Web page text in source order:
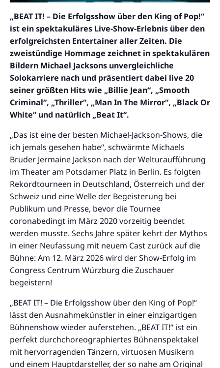
„BEAT IT! – Die Erfolgsshow über den King of Pop!“
ist ein spektakuläres Live-Show-Erlebnis über den
erfolgreichsten Entertainer aller Zeiten. Die
zweistündige Hommage zeichnet in spektakulären
Bildern Michael Jacksons unvergleichliche
Solokarriere nach und präsentiert dabei live 20
seiner größten Hits wie „Billie Jean“, „Smooth
Criminal“, „Thriller“, „Man In The Mirror“, „Black Or
White“ und natürlich „Beat It“.
„Das ist eine der besten Michael-Jackson-Shows, die
ich jemals gesehen habe“, schwärmte Michaels
Bruder Jermaine Jackson nach der Welturaufführung
im Theater am Potsdamer Platz in Berlin. Es folgten
Rekordtourneen in Deutschland, Österreich und der
Schweiz und eine Welle der Begeisterung bei
Publikum und Presse, bevor die Tournee
coronabedingt im März 2020 vorzeitig beendet
werden musste. Sechs Jahre später kehrt der Mythos
in einer Neufassung mit neuem Cast zurück auf die
Bühne: Am 12. März 2026 wird der Show-Erfolg im
Congress Centrum Würzburg die Zuschauer
begeistern!
„BEAT IT! – Die Erfolgsshow über den King of Pop!“
lässt den Ausnahmekünstler in einer einzigartigen
Bühnenshow wieder auferstehen. „BEAT IT!“ ist ein
perfekt durchchoreographiertes Bühnenspektakel
mit hervorragenden Tänzern, virtuosen Musikern
und einem Hauptdarsteller, der so nahe am Original